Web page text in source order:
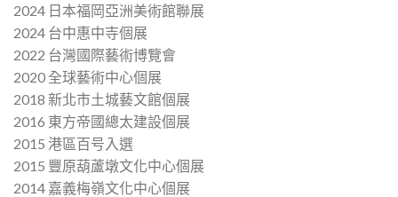
2024 日本福岡亞洲美術館聯展
2024 台中惠中寺個展
2022 台灣國際藝術博覽會
2020 全球藝術中心個展
2018 新北市土城藝文館個展
2016 東方帝國總太建設個展
2015 港區百号入選
2015 豐原葫蘆墩文化中心個展
2014 嘉義梅嶺文化中心個展